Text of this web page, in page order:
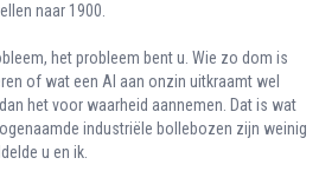
naar 1900.
het probleem bent u. Wie zo dom is
of wat een AI aan onzin uitkraamt wel
het voor waarheid aannemen. Dat is wat
industriële bollebozen zijn weinig
u en ik.